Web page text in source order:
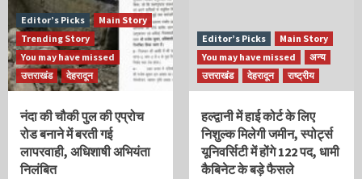
Editor’s Picks
Main Story
Trending Story
You may have missed
उत्तराखंड
देहरादून
नंदा की चौकी पुल की एप्रोच
रोड बनाने में बरती गई
लापरवाही, अधिशाषी अभियंता
निलंबित
Editor’s Picks
Main Story
You may have missed
अन्य
उत्तराखंड
देहरादून राष्ट्रीय
हल्द्वानी में हाई कोर्ट के लिए
निशुल्क मिलेगी जमीन, स्पोर्ट्स
यूनिवर्सिटी में होंगे 122 पद, धामी
कैबिनेट के बड़े फैसले